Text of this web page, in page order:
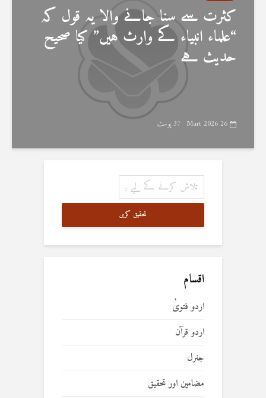
کثرت سے سنا جانے والا یہ قول کہ
“علماء انبیاء کے وارث ہیں” کیا صحیح
حدیث ہے
26 Mart 2026 37 پوسٹ
تحقیق کریں
اقسام
اردو فتویٰ
اردو قرآن
جنرل
مضامین اور تحقیق